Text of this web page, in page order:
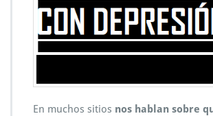
En muchos sitios nos hablan sobre